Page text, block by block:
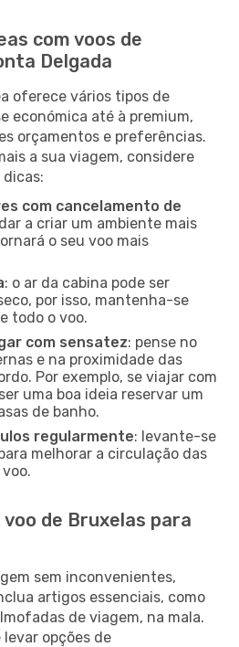
com voos de
Delgada
oferece vários tipos de
económica até à premium,
orçamentos e preferências.
a sua viagem, considere
com cancelamento de
a criar um ambiente mais
o seu voo mais
: o ar da cabina pode ser
por isso, mantenha-se
todo o voo.
com sensatez: pense no
e na proximidade das
Por exemplo, se viajar com
uma boa ideia reservar um
de banho.
regularmente: levante-se
melhorar a circulação das
de Bruxelas para
sem inconvenientes,
artigos essenciais, como
de viagem, na mala.
opções de